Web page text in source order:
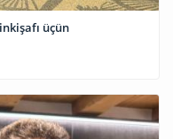
üçün